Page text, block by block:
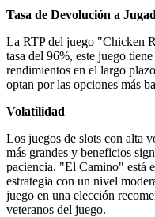
Tasa de Devolución a
La RTP del juego "Chicken
tasa del 96%, este juego
rendimientos en el largo
optan por las opciones más
Volatilidad
Los juegos de slots con alta
más grandes y beneficios
paciencia. "El Camino" está
estrategia con un nivel
juego en una elección
veteranos del juego.